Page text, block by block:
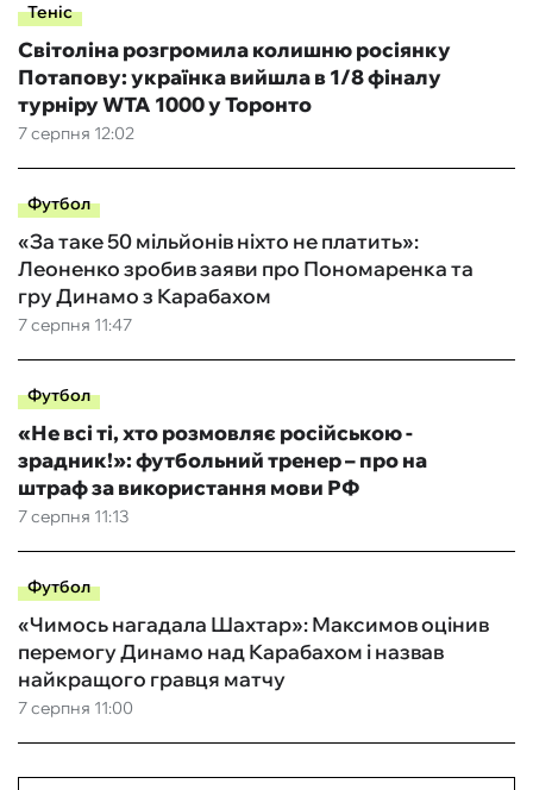
Теніс
7 серпня 12:02
Світоліна розгромила колишню росіянку
Потапову: українка вийшла в 1/8 фіналу
турніру WTA 1000 у Торонто
Футбол
7 серпня 11:47
«За таке 50 мільйонів ніхто не платить»:
Леоненко зробив заяви про Пономаренка та
гру Динамо з Карабахом
Футбол
7 серпня 11:13
«Не всі ті, хто розмовляє російською -
зрадник!»: футбольний тренер – про на
штраф за використання мови РФ
Футбол
7 серпня 11:00
«Чимось нагадала Шахтар»: Максимов оцінив
перемогу Динамо над Карабахом і назвав
найкращого гравця матчу